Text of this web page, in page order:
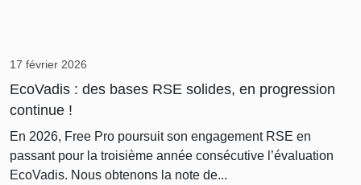
17 février 2026
EcoVadis : des bases RSE solides, en progression
continue !
En 2026, Free Pro poursuit son engagement RSE en
passant pour la troisième année consécutive l’évaluation
EcoVadis. Nous obtenons la note de...